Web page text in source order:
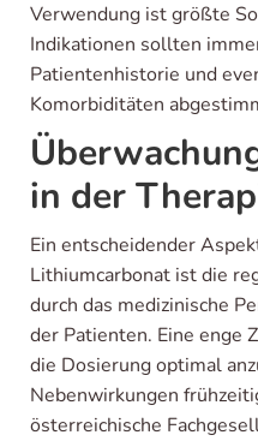
Verwendung ist größte
Indikationen sollten
Patientenhistorie und
Komorbiditäten
in der
Ein entscheidender
Lithiumcarbonat ist die
durch das medizinische
der Patienten. Eine enge
die Dosierung optimal
Nebenwirkungen
österreichische